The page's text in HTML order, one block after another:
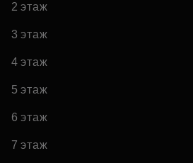
2 этаж
3 этаж
4 этаж
5 этаж
6 этаж
7 этаж